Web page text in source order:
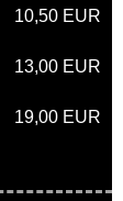
10,50 EUR
13,00 EUR
19,00 EUR